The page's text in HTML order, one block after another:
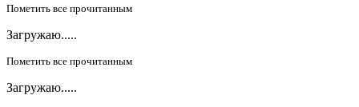
Пометить все прочитанным
Загружаю.....
Пометить все прочитанным
Загружаю.....